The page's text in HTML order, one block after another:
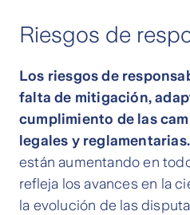
Riesgos de
Los riesgos de
falta de mitigación,
cumplimiento de las
legales y reglamentarias.
están aumentando en
refleja los avances en la
la evolución de las